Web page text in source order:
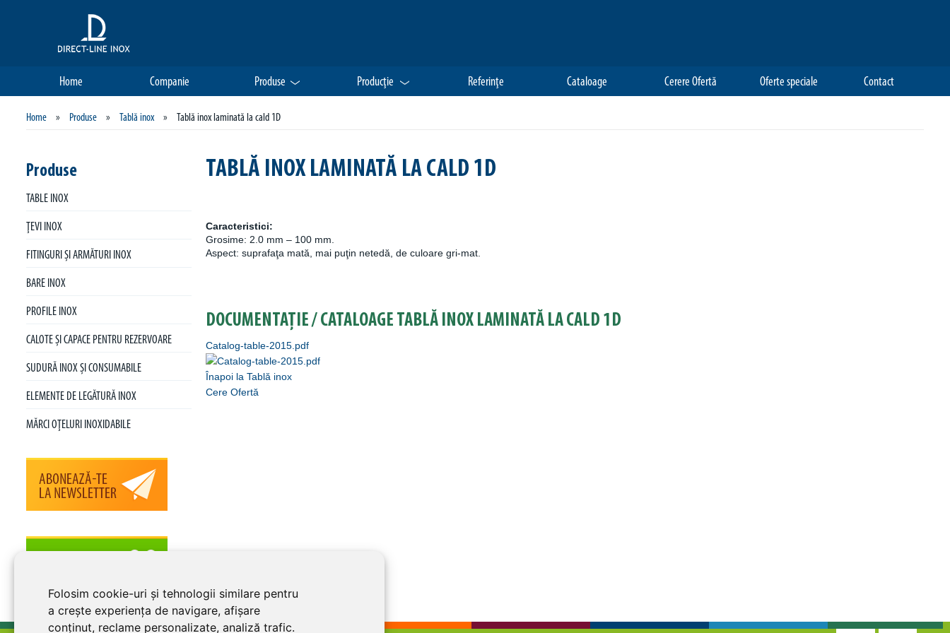
Folosim cookie-uri și tehnologii similare pentru
a crește experiența de navigare, afișare
conținut, reclame personalizate, analiză trafic.
Home Companie Produse Producţie Referinţe Cataloage Cerere Ofertă Oferte speciale Contact
Home » Produse » Tablă inox » Tablă inox laminată la cald 1D
Produse
TABLE INOX
ŢEVI INOX
FITINGURI ŞI ARMĂTURI INOX
BARE INOX
PROFILE INOX
CALOTE ŞI CAPACE PENTRU REZERVOARE
SUDURĂ INOX ŞI CONSUMABILE
ELEMENTE DE LEGĂTURĂ INOX
MĂRCI OŢELURI INOXIDABILE
TABLĂ INOX LAMINATĂ LA CALD 1D
Caracteristici:
Grosime: 2.0 mm – 100 mm.
Aspect: suprafaţa mată, mai puţin netedă, de culoare gri-mat.
DOCUMENTAȚIE / CATALOAGE TABLĂ INOX LAMINATĂ LA CALD 1D
Catalog-table-2015.pdf
Înapoi la Tablă inox
Cere Ofertă